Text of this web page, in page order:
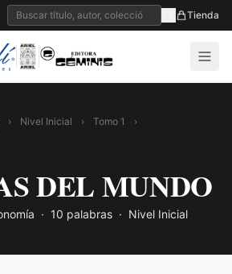
Tienda
› Nivel Inicial › Tomo 1
›
DEL MUNDO
· 10 palabras · Nivel Inicial